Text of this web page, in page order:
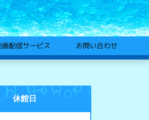
画配信サービス お問い合わせ
休館日